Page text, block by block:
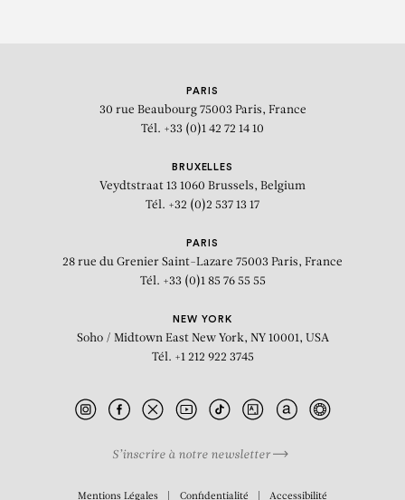
PARIS
30 rue Beaubourg 75003 Paris, France
Tél. +33 (0)1 42 72 14 10
BRUXELLES
Veydtstraat 13 1060 Brussels, Belgium
Tél. +32 (0)2 537 13 17
PARIS
28 rue du Grenier Saint-Lazare 75003 Paris, France
Tél. +33 (0)1 85 76 55 55
NEW YORK
Soho / Midtown East New York, NY 10001, USA
Tél. +1 212 922 3745
S’inscrire à notre newsletter
Mentions Légales Confidentialité Accessibilité